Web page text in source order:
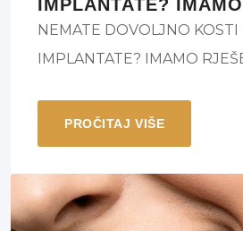
IMPLANTATE?
NEMATE DOVOLJNO KOSTI
IMPLANTATE? IMAMO
PROČITAJ VIŠE